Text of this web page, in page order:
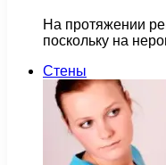
На протяжении
поскольку на
Стены